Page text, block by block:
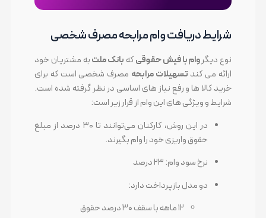
شرایط دریافت وام مرابحه مصرف شخصی
نوع دیگروام با فیش حقوقیکه بانک ملتبه مشتریان خود
ارائه می کند تسهیلات مرابحه مصرف شخصی است که برای
خرید کالا ها و رفع نیاز های اساسی در نظر گرفته شده است.
شرایط و ویژگی های این وام از قرار زیر است:
در این روش، کارکنان می‌توانند تا ۳۰ درصد از مبلغ
حقوق واریزی خود را وام بگیرند.
نرخ سود وام: ۲۳ درصد
دو مدل بازپرداخت دارد:
۱۲ ماهه با سقف ۳۰ درصد حقوق